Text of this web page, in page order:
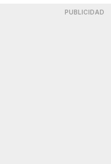
PUBLICIDAD